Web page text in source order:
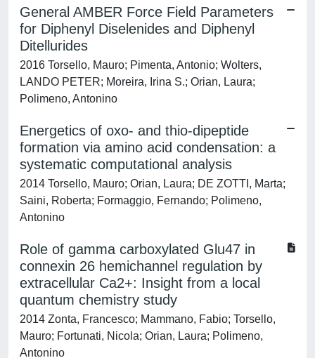
General AMBER Force Field Parameters
for Diphenyl Diselenides and Diphenyl
Ditellurides
2016 Torsello, Mauro; Pimenta, Antonio; Wolters,
LANDO PETER; Moreira, Irina S.; Orian, Laura;
Polimeno, Antonino
Energetics of oxo- and thio-dipeptide
formation via amino acid condensation: a
systematic computational analysis
2014 Torsello, Mauro; Orian, Laura; DE ZOTTI, Marta;
Saini, Roberta; Formaggio, Fernando; Polimeno,
Antonino
Role of gamma carboxylated Glu47 in
connexin 26 hemichannel regulation by
extracellular Ca2+: Insight from a local
quantum chemistry study
2014 Zonta, Francesco; Mammano, Fabio; Torsello,
Mauro; Fortunati, Nicola; Orian, Laura; Polimeno,
Antonino